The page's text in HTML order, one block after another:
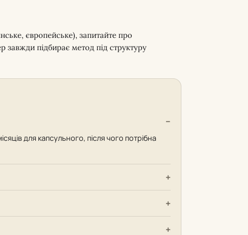
європейське), запитайте про
завжди підбирає метод під структуру
для капсульного, після чого потрібна